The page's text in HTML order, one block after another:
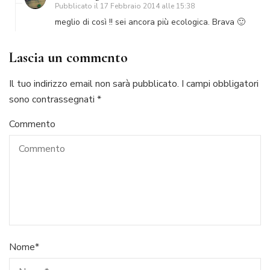
Pubblicato il 17 Febbraio 2014 alle 15:38
meglio di così !! sei ancora più ecologica. Brava 🙂
Lascia un commento
Il tuo indirizzo email non sarà pubblicato. I campi obbligatori
sono contrassegnati *
Commento
Nome*